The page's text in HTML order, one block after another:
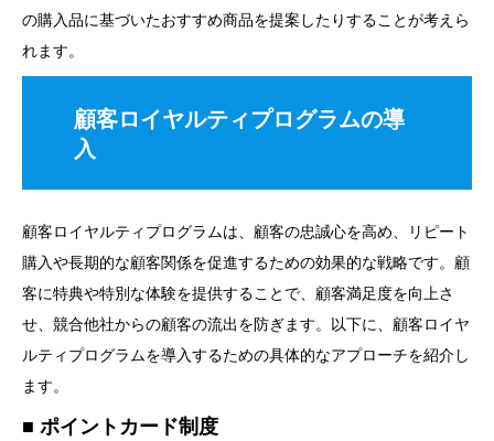
の購入品に基づいたおすすめ商品を提案したりすることが考えら
れます。
顧客ロイヤルティプログラムの導
入
顧客ロイヤルティプログラムは、顧客の忠誠心を高め、リピート
購入や長期的な顧客関係を促進するための効果的な戦略です。顧
客に特典や特別な体験を提供することで、顧客満足度を向上さ
せ、競合他社からの顧客の流出を防ぎます。以下に、顧客ロイヤ
ルティプログラムを導入するための具体的なアプローチを紹介し
ます。
ポイントカード制度